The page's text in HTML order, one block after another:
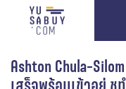
Ashton Chula-